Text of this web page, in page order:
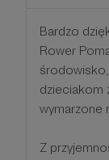
Bardzo
Rower
dzieciakom
wymarzone
Z